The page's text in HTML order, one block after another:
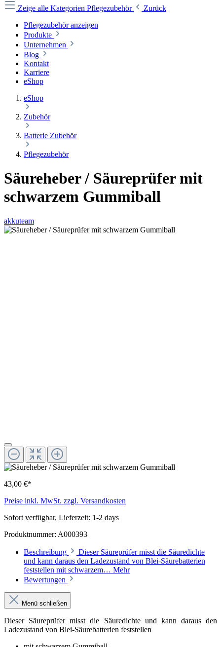
Zeige alle Kategorien Pflegezubehör
Zurück
Pflegezubehör anzeigen
Produkte
Unternehmen
Blog
Kontakt
Karriere
eShop
eShop
Zubehör
Batterie Zubehör
Pflegezubehör
Säureheber / Säureprüfer mit
schwarzem Gummiball
akkuteam
43,00 €*
Preise inkl. MwSt. zzgl. Versandkosten
Sofort verfügbar, Lieferzeit: 1-2 days
Produktnummer: A000393
Beschreibung
Dieser Säureprüfer misst die Säuredichte
und kann daraus den Ladezustand von Blei-Säurebatterien
feststellen mit schwarzem… Mehr
Bewertungen
Menü schließen
Dieser Säureprüfer misst die Säuredichte und kann daraus den
Ladezustand von Blei-Säurebatterien feststellen